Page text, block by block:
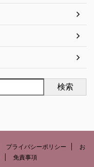
検索
プライバシーポリシー
お
免責事項